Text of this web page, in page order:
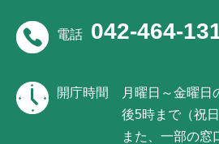
電話 042-464-
開庁時間
月曜日～金曜日
後5時まで（祝
また、一部の窓